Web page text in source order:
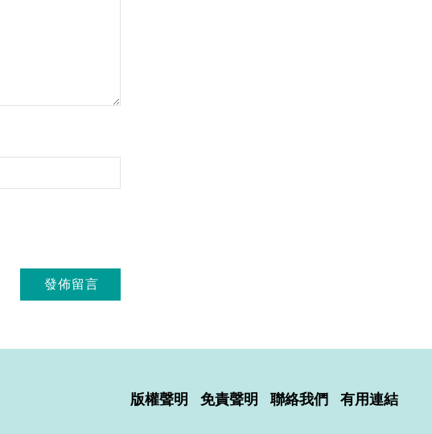
版權聲明 免責聲明 聯絡我們 有用連結